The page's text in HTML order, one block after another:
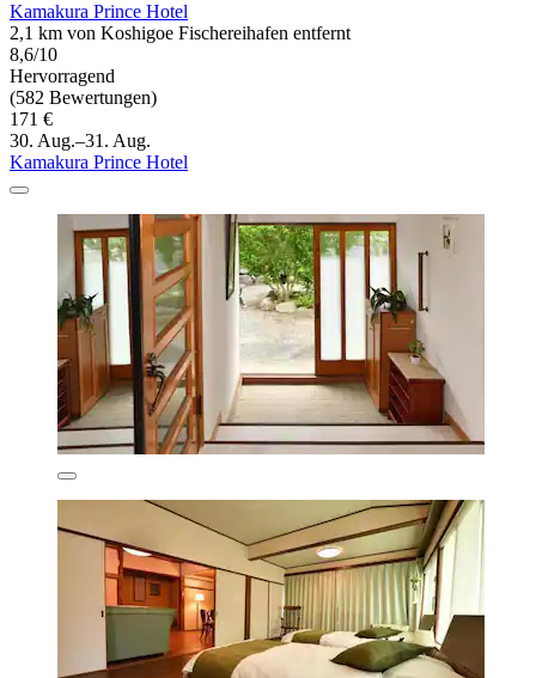
Kamakura Prince Hotel
2,1 km von Koshigoe Fischereihafen entfernt
8,6/10
Hervorragend
(582 Bewertungen)
171 €
30. Aug.–31. Aug.
Kamakura Prince Hotel